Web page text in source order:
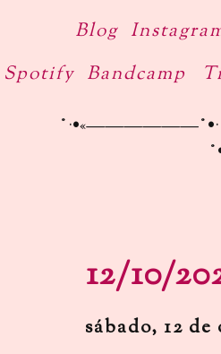
Blog
Spotify Bandcamp
12/10/
sábado, 12